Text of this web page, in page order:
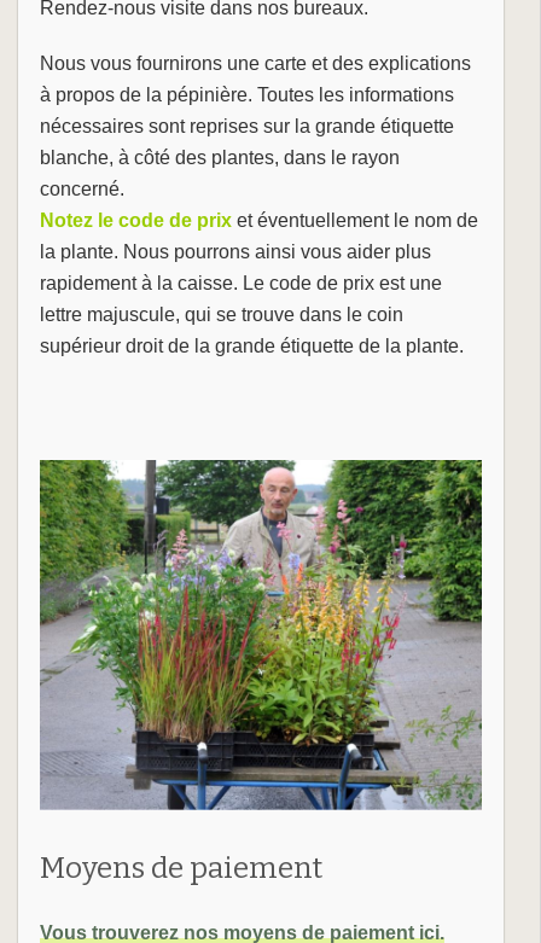
Rendez-nous visite dans nos bureaux.
Nous vous fournirons une carte et des explications
à propos de la pépinière. Toutes les informations
nécessaires sont reprises sur la grande étiquette
blanche, à côté des plantes, dans le rayon
concerné.
Notez le code de prix et éventuellement le nom de
la plante. Nous pourrons ainsi vous aider plus
rapidement à la caisse. Le code de prix est une
lettre majuscule, qui se trouve dans le coin
supérieur droit de la grande étiquette de la plante.
Moyens de paiement
Vous trouverez nos moyens de paiement ici.